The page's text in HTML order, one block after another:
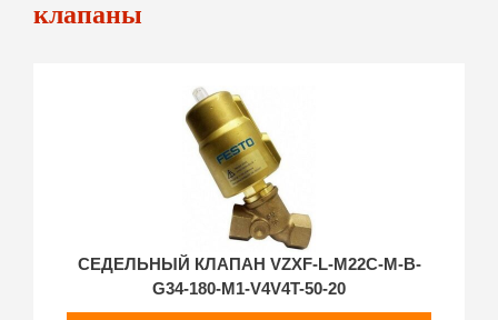
клапаны
СЕДЕЛЬНЫЙ КЛАПАН VZXF-L-M22C-M-B-
G34-180-M1-V4V4T-50-20